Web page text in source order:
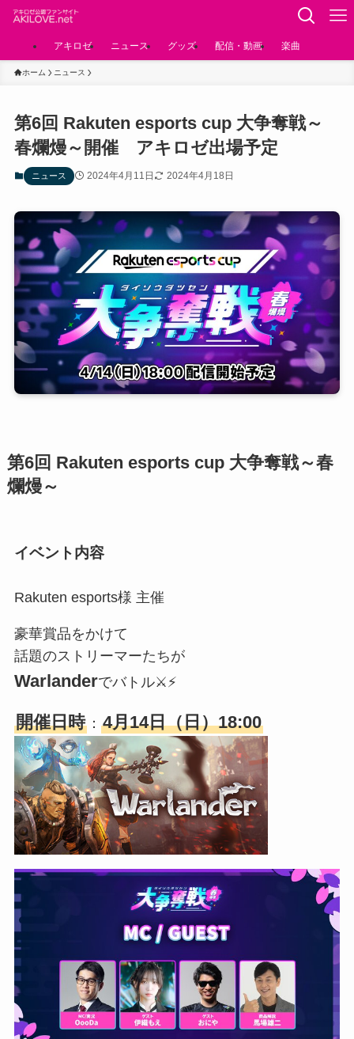
アキロゼ ニュース グッズ 配信・動画 楽曲
ホーム ニュース
第6回 Rakuten esports cup 大争奪戦～
春爛熳～開催 アキロゼ出場予定
ニュース 2024年4月11日 2024年4月18日
第6回 Rakuten esports cup 大争奪戦～春
爛熳～
イベント内容
Rakuten esports様 主催
豪華賞品をかけて
話題のストリーマーたちが
Warlanderでバトル⚔️⚡
開催日時： 4月14日（日）18:00